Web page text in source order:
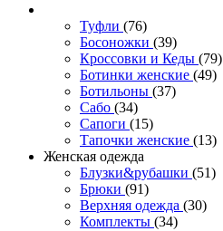
Туфли (76)
Босоножки (39)
Кроссовки и Кеды (79)
Ботинки женские (49)
Ботильоны (37)
Сабо (34)
Сапоги (15)
Тапочки женские (13)
Женская одежда
Блузки&рубашки (51)
Брюки (91)
Верхняя одежда (30)
Комплекты (34)